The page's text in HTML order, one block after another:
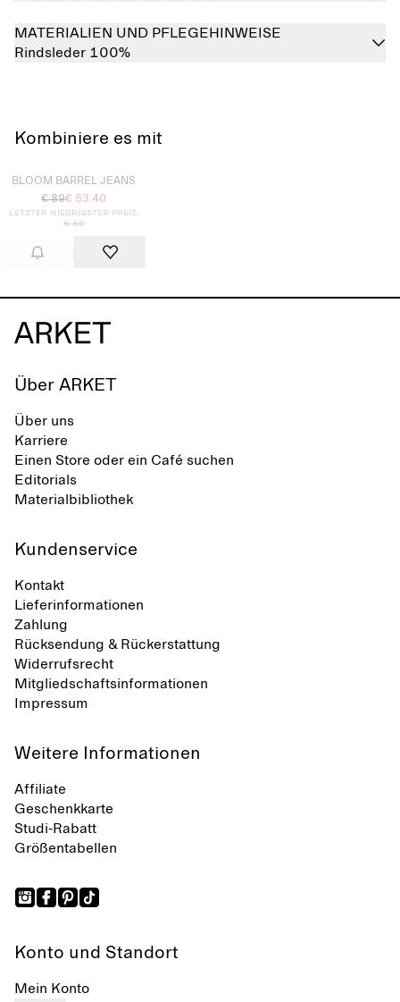
MATERIALIEN UND PFLEGEHINWEISE
Rindsleder 100%
Kombiniere es mit
BLOOM BARREL JEANS
€ 89€ 53.40
Letzter niedrigster Preis:
€ 89
Über ARKET
Über uns
Karriere
Einen Store oder ein Café suchen
Editorials
Materialbibliothek
Kundenservice
Kontakt
Lieferinformationen
Zahlung
Rücksendung & Rückerstattung
Widerrufsrecht
Mitgliedschaftsinformationen
Impressum
Weitere Informationen
Affiliate
Geschenkkarte
Studi-Rabatt
Größentabellen
Konto und Standort
Mein Konto